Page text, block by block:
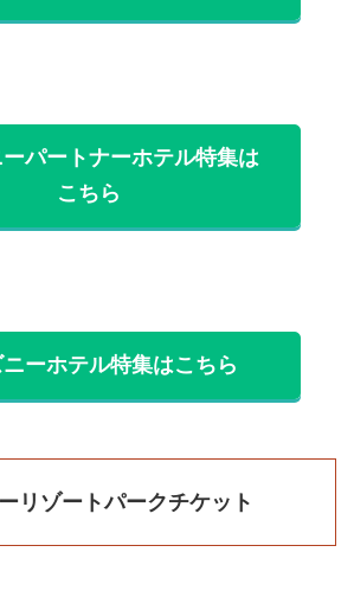
パートナーホテル特集は
こちら
ーホテル特集はこちら
リゾートパークチケット